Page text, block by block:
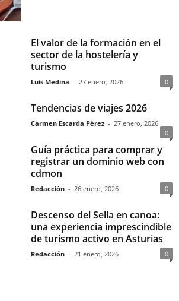
El valor de la formación en el
sector de la hostelería y
turismo
Luis Medina - 27 enero, 2026 0
Tendencias de viajes 2026
Carmen Escarda Pérez - 27 enero, 2026
0
Guía práctica para comprar y
registrar un dominio web con
cdmon
Redacción - 26 enero, 2026 0
Descenso del Sella en canoa:
una experiencia imprescindible
de turismo activo en Asturias
Redacción - 21 enero, 2026 0